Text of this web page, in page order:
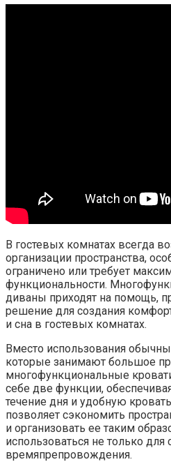
В гостевых комнатах всегда
организации пространства,
ограничено или требует
функциональности.
диваны приходят на помощь,
решение для создания
и сна в гостевых комнатах.
Вместо использования
которые занимают большое
многофункциональные
себе две функции,
течение дня и удобную
позволяет сэкономить
и организовать ее таким
использоваться не только для
времяпрепровождения.